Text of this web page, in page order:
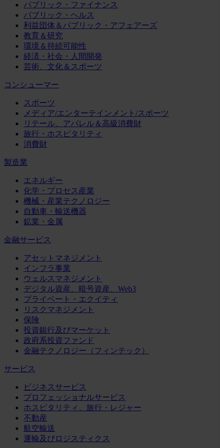
パブリック・ファイナンス
パブリック・ヘルス
利益団体＆パブリック・アフェアーズ
教育＆研究
環境＆持続可能性
経済・社会・人間開発
芸術、文化＆スポーツ
コンシューマー
スポーツ
メディア/エンターテインメント/スポーツ
リテール、アパレル＆高級消費財
旅行・ホスピタリティ
消費財
製造業
エネルギー
化学・プロセス産業
機械・産業テクノロジー
自動車・輸送機器
鉱業・金属
金融サービス
アセットマネジメント
インフラ事業
ウェルスマネジメント
デジタル資産、暗号資産、Web3
プライベート・エクイティ
リスクマネジメント
保険
投資銀行及びマーケット
政府系投資ファンド
金融テクノロジー（フィンテック）
サービス
ビジネスサービス
プロフェッショナルサービス
ホスピタリティ、旅行・レジャー
不動産
航空輸送
運輸及びロジスティクス